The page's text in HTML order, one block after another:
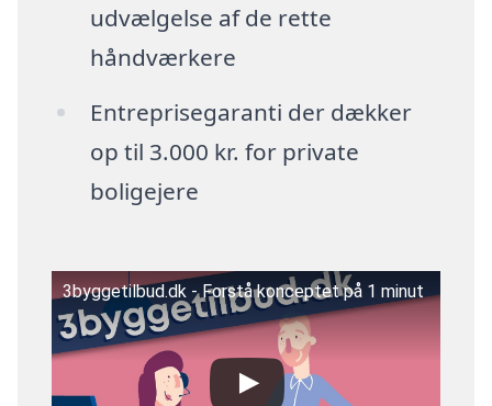
udvælgelse af de rette
håndværkere
Entreprisegaranti der dækker
op til 3.000 kr. for private
boligejere
3byggetilbud.dk - Forstå konceptet på 1 minut